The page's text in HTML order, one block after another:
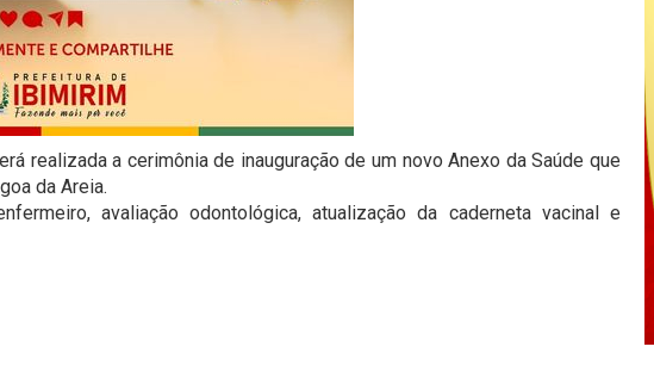
realizada a cerimônia de inauguração de um novo Anexo da Saúde que
da Areia.
avaliação odontológica, atualização da caderneta vacinal e